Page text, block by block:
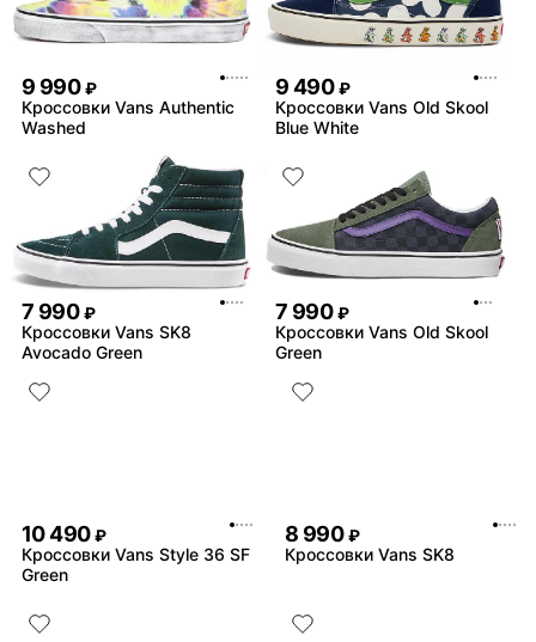
9 990 ₽
Кроссовки Vans Authentic
Washed
9 490 ₽
Кроссовки Vans Old Skool
Blue White
7 990 ₽
Кроссовки Vans SK8
Avocado Green
7 990 ₽
Кроссовки Vans Old Skool
Green
10 490 ₽
Кроссовки Vans Style 36 SF
Green
8 990 ₽
Кроссовки Vans SK8